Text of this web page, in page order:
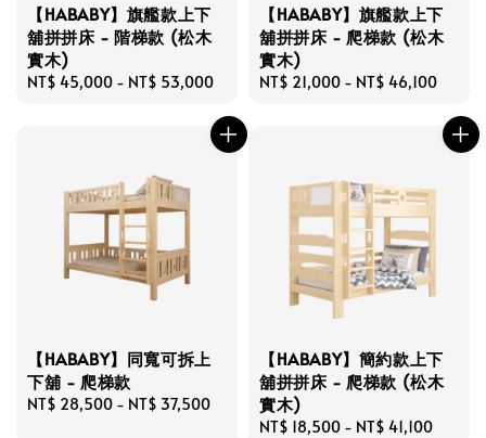
【HABABY】旗艦款上下
舖拼拼床 - 階梯款 (松木
實木)
Regular
NT$ 45,000 - NT$ 53,000
【HABABY】旗艦款上下
舖拼拼床 - 爬梯款 (松木
實木)
Regular
NT$ 21,000 - NT$ 46,100
【HABABY】同寬可拆上
下舖 - 爬梯款
Regular
NT$ 28,500 - NT$ 37,500
【HABABY】簡約款上下
舖拼拼床 - 爬梯款 (松木
實木)
Regular
NT$ 18,500 - NT$ 41,100